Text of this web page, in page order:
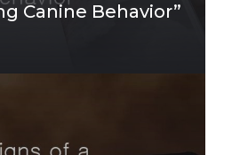
Canine Behavior”